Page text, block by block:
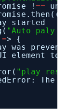
! ==
started
"Auto paly
=> {
was
UI element
"play
The